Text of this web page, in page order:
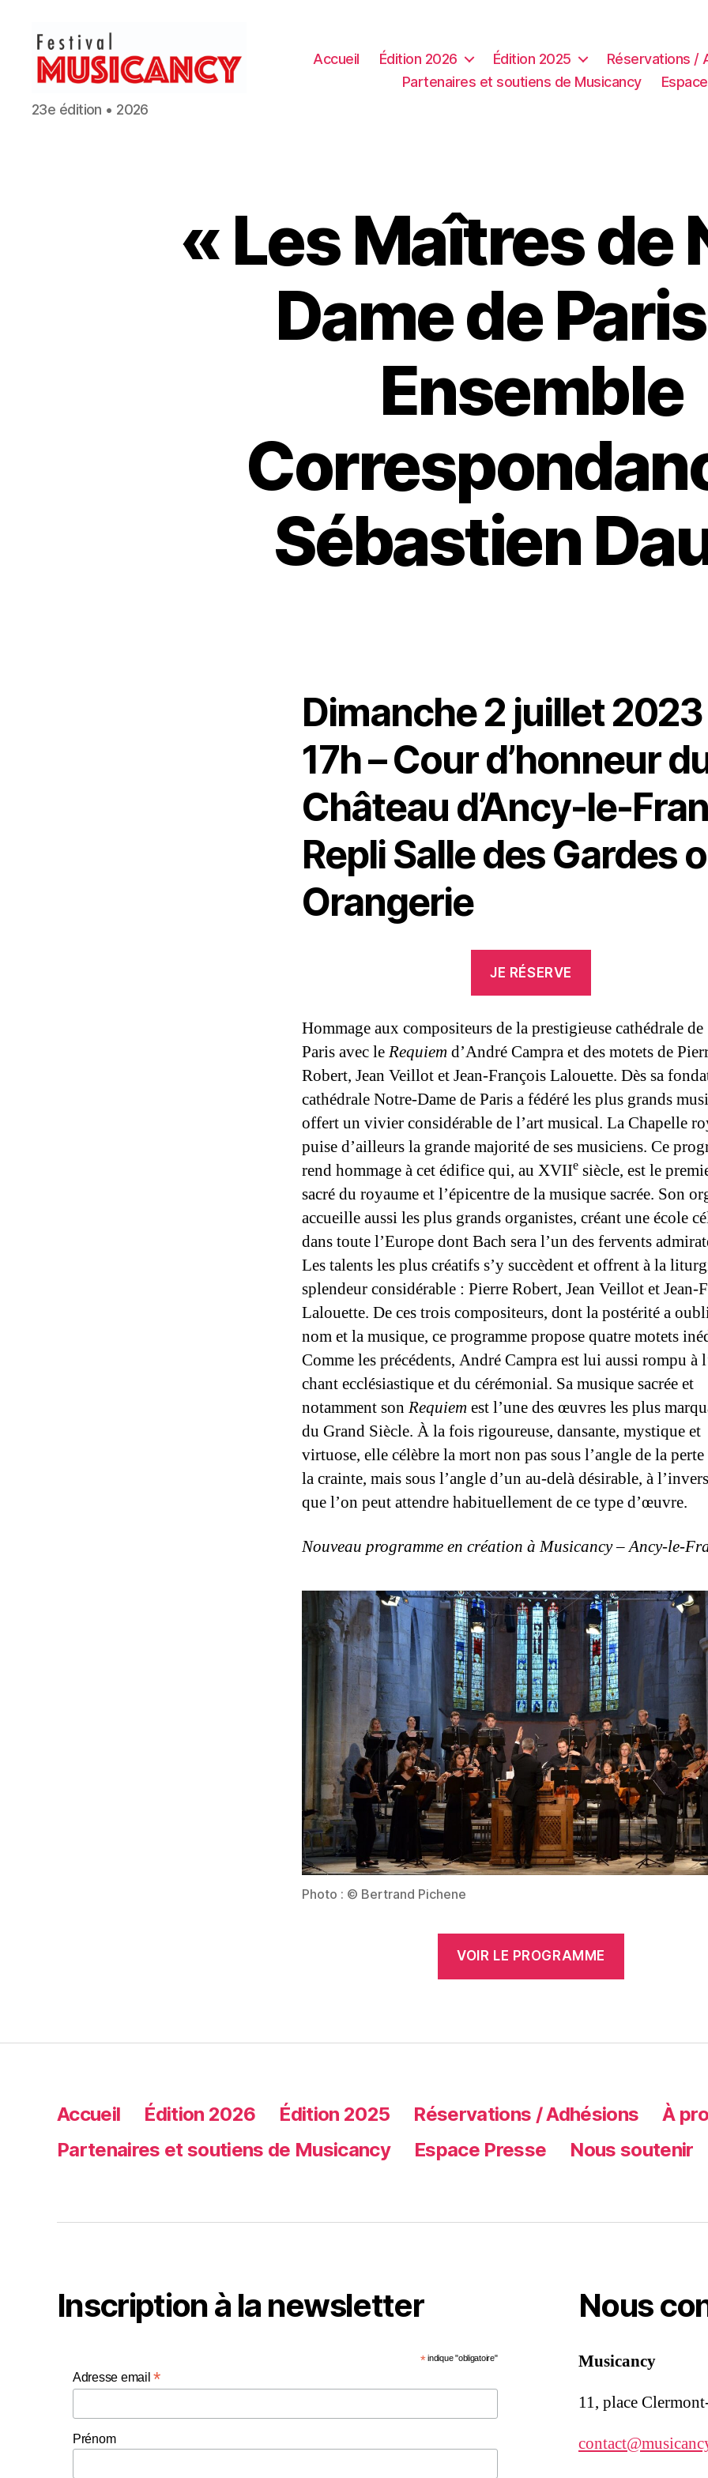
Festival
Musicancy
23e édition • 2026
Accueil Édition 2026 Édition 2025 Réservations /
Partenaires et soutiens de Musicancy
« Les Maîtres de
Dame de
Ensemble
Sébastien
Dimanche 2 juillet 2023
17h – Cour d’honneur
Château d’Ancy-le-
Repli Salle des Gardes
Orangerie
JE RÉSERVE
Hommage aux compositeurs de la prestigieuse cathédrale de
Paris avec leRequiemd’André Campra et des motets de
Robert, Jean Veillot et Jean-François Lalouette. Dès sa
cathédrale Notre-Dame de Paris a fédéré les plus grands
offert un vivier considérable de l’art musical. La Chapelle
puise d’ailleurs la grande majorité de ses musiciens. Ce
rend hommage à cet édifice qui, au XVIIe siècle, est le
sacré du royaume et l’épicentre de la musique sacrée. Son
accueille aussi les plus grands organistes, créant une école
dans toute l’Europe dont Bach sera l’un des fervents
Les talents les plus créatifs s’y succèdent et offrent à la
splendeur considérable : Pierre Robert, Jean Veillot et Jean-
Lalouette. De ces trois compositeurs, dont la postérité a
nom et la musique, ce programme propose quatre motets
Comme les précédents, André Campra est lui aussi rompu à
chant ecclésiastique et du cérémonial. Sa musique sacrée et
notamment son Requiemest l’une des œuvres les plus
du Grand Siècle. À la fois rigoureuse, dansante, mystique et
virtuose, elle célèbre la mort non pas sous l’angle de la
la crainte, mais sous l’angle d’un au-delà désirable, à
que l’on peut attendre habituellement de ce type d’œuvre.
Nouveau programme en création à Musicancy – Ancy-le-
Photo : © Bertrand Pichene
VOIR LE PROGRAMME
Accueil Édition 2026 Édition 2025 Réservations / Adhésions
À
Partenaires et soutiens de Musicancy
Espace Presse Nous soutenir
Inscription à la newsletter
*indique "obligatoire"
Adresse email*
Prénom
Nous
Musicancy
11, place